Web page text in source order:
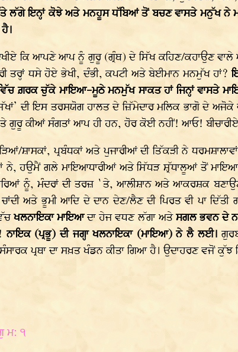
ਲੱਗੇ ਇਨ੍ਹਾਂ ਕੋਝੇ ਅਤੇ ਮਨਹੂਸ ਧੱਬਿਆਂ ਤੋਂ ਬਚਣ ਵਾਸਤੇ ਮਨੁੱਖ
ਕਿ ਆਪਣੇ ਆਪ ਨੂੰ ਗੁਰੂ (ਗ੍ਰੰਥ) ਦੇ ਸਿੱਖ ਕਹਿਣ/ਕਹਾਉਣ
ਧਸੇ ਹੋਏ ਭੇਖੀ, ਦੰਭੀ, ਕਪਟੀ ਅਤੇ ਬੇਈਮਾਨ ਮਨਮੁੱਖ ਹਾਂ?
ਗ਼ਰਕ ਚੁੱਕੇ ਮਾਇਆ-ਮੂਠੇ ਮਨਮੁੱਖ ਸਾਕਤ ਹਾਂ ਜਿਨ੍ਹਾਂ ਵਾਸਤੇ
ਦੀ ਇਸ ਤਰਸਯੋਗ ਹਾਲਤ ਦੇ ਜ਼ਿੱਮੇਦਾਰ ਮਲਿਕ ਭਾਗੋ ਦੇ
ਗੁਰੂ ਕੀਆਂ ਸੰਗਤਾਂ ਆਪ ਹੀ ਹਨ, ਹੋਰ ਕੋਈ ਨਹੀਂ! ਆਓ!
ਸ਼ਾਸਕਾਂ, ਪ੍ਰਬੰਧਕਾਂ ਅਤੇ ਪੁਜਾਰੀਆਂ ਦੀ ਤਿੱਕੜੀ ਨੇ
ਨੇ, ਹਉਮੈਂ ਗਲੇ ਮਾਇਆਧਾਰੀਆਂ ਅਤੇ ਸਿੱਧੜ ਸ਼੍ਰੱਧਾਲੂਆਂ ਤੋਂ
ਨੂੰ, ਮੰਦਰਾਂ ਦੀ ਤਰਜ਼ `ਤੇ, ਆਲੀਸ਼ਾਨ ਅਤੇ ਆਕਰਸ਼ਕ
ਅਤੇ ਭੂਮੀ ਆਦਿ ਦੇ ਦਾਨ ਦੇਣ/ਲੈਣ ਦੀ ਪਿਰਤ ਵੀ ਪਾ
ਖਲਨਾਇਕਾ ਮਾਇਆਦਾ ਹੇਜ ਵਧਣ ਲੱਗਾ ਅਤੇਸਗਲ ਭਵਨ ਦੇ
ਨਾਇਕ (ਪ੍ਰਭੂ) ਦੀ ਜਗ੍ਹਾ ਖਲਨਾਇਕਾ (ਮਾਇਆ) ਨੇ ਲੈ ਲਈ।
ਪ੍ਰਥਾ ਦਾ ਸਖ਼ਤ ਖੰਡਨ ਕੀਤਾ ਗਿਆ ਹੈ। ਉਦਾਹਰਣ ਵਜੋਂ
ਮ: ੧